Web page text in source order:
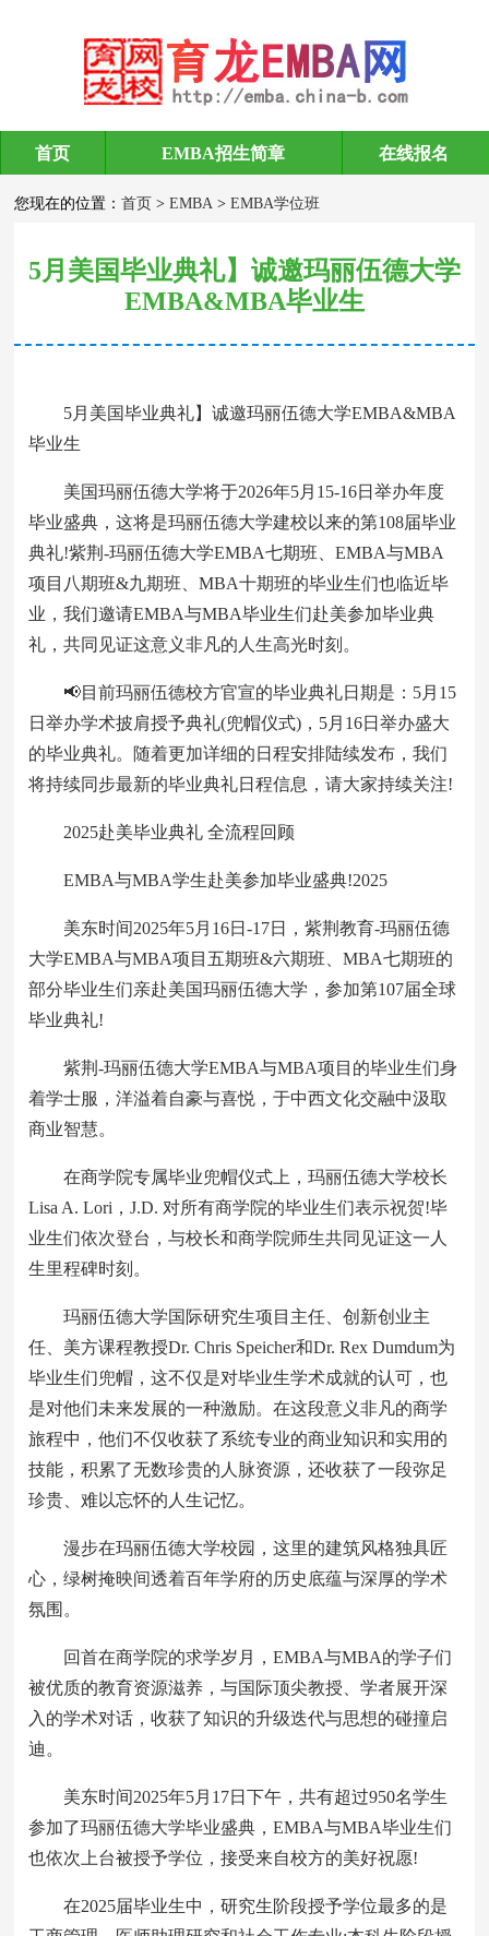
EMBA学位班
首页 EMBA招生简章 在线报名
您现在的位置：首页 >EMBA >EMBA学位班
5月美国毕业典礼】诚邀玛丽伍德大学
EMBA&MBA毕业生
5月美国毕业典礼】诚邀玛丽伍德大学EMBA&MBA
毕业生
美国玛丽伍德大学将于2026年5月15-16日举办年度
毕业盛典，这将是玛丽伍德大学建校以来的第108届毕业
典礼!紫荆-玛丽伍德大学EMBA七期班、EMBA与MBA
项目八期班&九期班、MBA十期班的毕业生们也临近毕
业，我们邀请EMBA与MBA毕业生们赴美参加毕业典
礼，共同见证这意义非凡的人生高光时刻。
📢目前玛丽伍德校方官宣的毕业典礼日期是：5月15
日举办学术披肩授予典礼(兜帽仪式)，5月16日举办盛大
的毕业典礼。随着更加详细的日程安排陆续发布，我们
将持续同步最新的毕业典礼日程信息，请大家持续关注!
2025赴美毕业典礼 全流程回顾
EMBA与MBA学生赴美参加毕业盛典!2025
美东时间2025年5月16日-17日，紫荆教育-玛丽伍德
大学EMBA与MBA项目五期班&六期班、MBA七期班的
部分毕业生们亲赴美国玛丽伍德大学，参加第107届全球
毕业典礼!
紫荆-玛丽伍德大学EMBA与MBA项目的毕业生们身
着学士服，洋溢着自豪与喜悦，于中西文化交融中汲取
商业智慧。
在商学院专属毕业兜帽仪式上，玛丽伍德大学校长
Lisa A. Lori，J.D. 对所有商学院的毕业生们表示祝贺!毕
业生们依次登台，与校长和商学院师生共同见证这一人
生里程碑时刻。
玛丽伍德大学国际研究生项目主任、创新创业主
任、美方课程教授Dr. Chris Speicher和Dr. Rex Dumdum为
毕业生们兜帽，这不仅是对毕业生学术成就的认可，也
是对他们未来发展的一种激励。在这段意义非凡的商学
旅程中，他们不仅收获了系统专业的商业知识和实用的
技能，积累了无数珍贵的人脉资源，还收获了一段弥足
珍贵、难以忘怀的人生记忆。
漫步在玛丽伍德大学校园，这里的建筑风格独具匠
心，绿树掩映间透着百年学府的历史底蕴与深厚的学术
氛围。
回首在商学院的求学岁月，EMBA与MBA的学子们
被优质的教育资源滋养，与国际顶尖教授、学者展开深
入的学术对话，收获了知识的升级迭代与思想的碰撞启
迪。
美东时间2025年5月17日下午，共有超过950名学生
参加了玛丽伍德大学毕业盛典，EMBA与MBA毕业生们
也依次上台被授予学位，接受来自校方的美好祝愿!
在2025届毕业生中，研究生阶段授予学位最多的是